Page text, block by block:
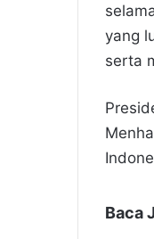
yang
serta
Baca